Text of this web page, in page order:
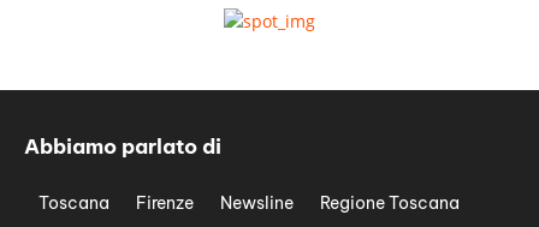
Abbiamo parlato di
Toscana Firenze Newsline
Regione Toscana